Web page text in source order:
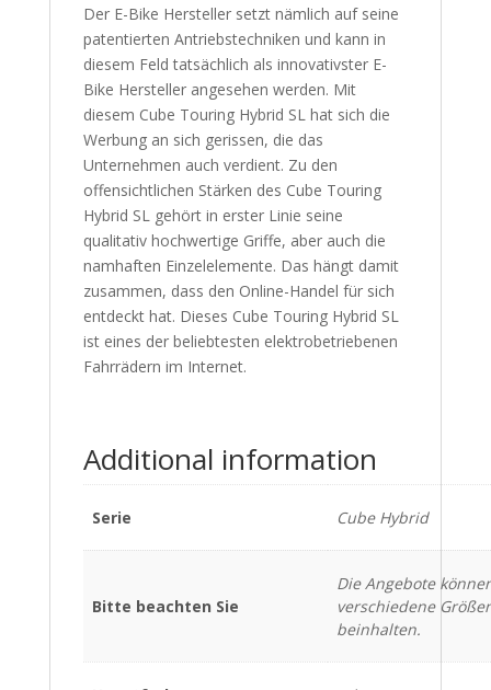
Der E-Bike Hersteller setzt nämlich auf seine
patentierten Antriebstechniken und kann in
diesem Feld tatsächlich als innovativster E-
Bike Hersteller angesehen werden. Mit
diesem Cube Touring Hybrid SL hat sich die
Werbung an sich gerissen, die das
Unternehmen auch verdient. Zu den
offensichtlichen Stärken des Cube Touring
Hybrid SL gehört in erster Linie seine
qualitativ hochwertige Griffe, aber auch die
namhaften Einzelelemente. Das hängt damit
zusammen, dass den Online-Handel für sich
entdeckt hat. Dieses Cube Touring Hybrid SL
ist eines der beliebtesten elektrobetriebenen
Fahrrädern im Internet.
Additional information
Serie Cube Hybrid
Bitte beachten Sie
Die Angebote
verschiedene
beinhalten.